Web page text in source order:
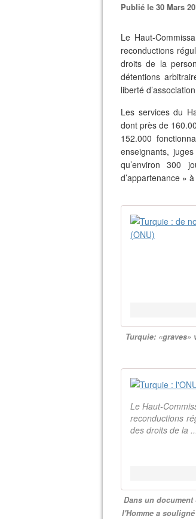
Publié le 30 Mars
Le Haut-
reconductions
droits de la
détentions
liberté
Les services du
dont près de
152.000
enseignants,
qu’environ 300
d’appartenance »
Turquie: «graves»
Le Haut-
reconductions
des droits de la ...
Dans un document
l'Homme a